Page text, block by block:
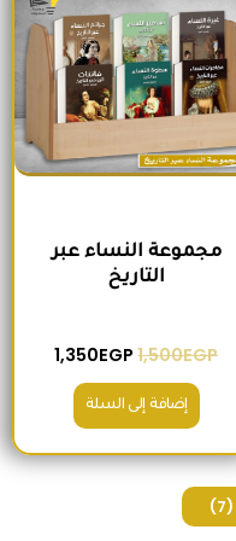
مجموعة النساء عبر
التاريخ
1,500EGP
1,350EGP
إضافة إلى السلة
(7)